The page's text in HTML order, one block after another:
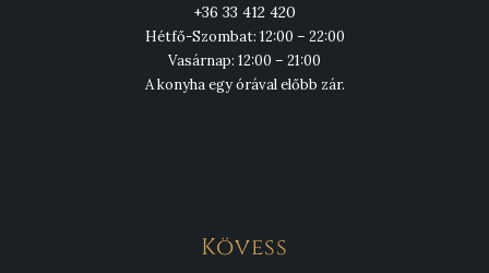
+36 33 412 420
Hétfő-Szombat: 12:00 – 22:00
Vasárnap: 12:00 – 21:00
A konyha egy órával előbb zár.
Kövess